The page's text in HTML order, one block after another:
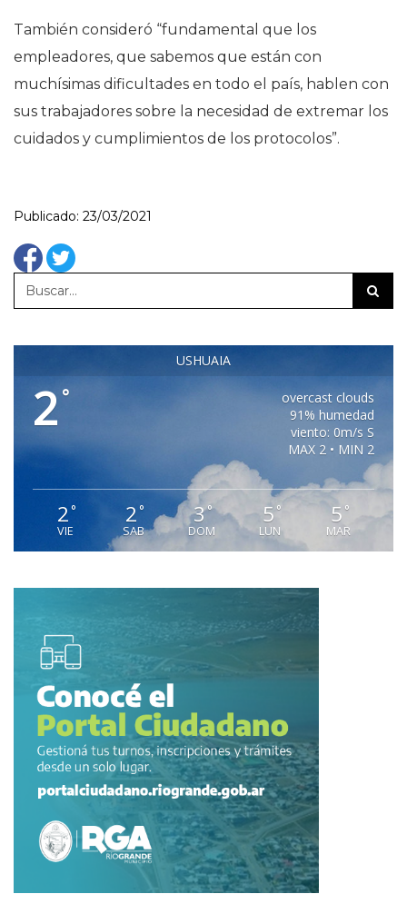
También consideró “fundamental que los
empleadores, que sabemos que están con
muchísimas dificultades en todo el país, hablen con
sus trabajadores sobre la necesidad de extremar los
cuidados y cumplimientos de los protocolos”.
Publicado: 23/03/2021
USHUAIA
2 °
overcast clouds
91% humedad
viento: 0m/s S
MAX 2 • MIN 2
2°
VIE
2 °
SAB
3°
DOM
5 °
LUN
5 °
MAR